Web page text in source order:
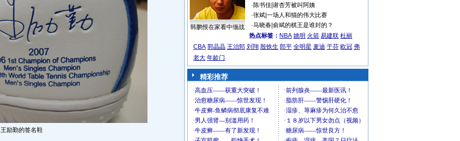
王励勤的签名鞋
韩鹏恨在家看中缅战
·陈书佳| 谢杏芳被叫阿姨
·张斌| 一场人和猫的伟大比赛
·马晓春| 俞斌的棋王是谁封的？
热点标签： NBA 姚明 火箭 易建联 杜丽
CBA 郭晶晶 王治郅 刘翔 殷铁生 郎平 全明星 麦迪 于芬 欧冠 弗
老大 年龄门
精彩推荐